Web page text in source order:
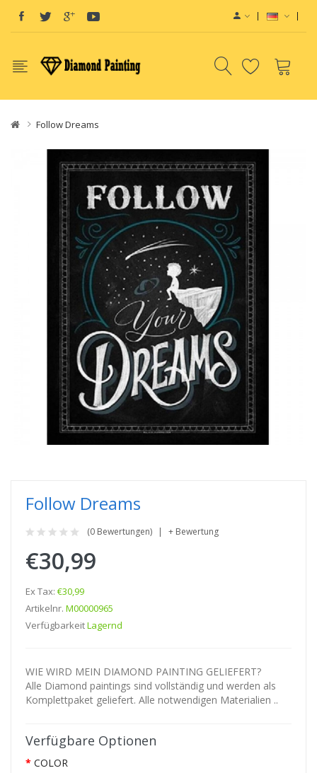
Follow Dreams
Follow Dreams
(0 Bewertungen) + Bewertung
€30,99
Ex Tax: €30,99
Artikelnr. M00000965
VerfügbarkeitLagernd
WIE WIRD MEIN DIAMOND PAINTING GELIEFERT?
Alle Diamond paintings sind vollständig und werden als
Komplettpaket geliefert. Alle notwendigen Materialien ..
Verfügbare Optionen
COLOR